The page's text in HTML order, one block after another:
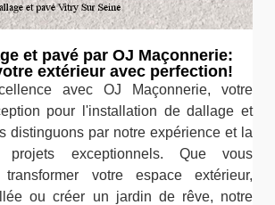
et pavé par OJ Maçonnerie:
extérieur avec perfection!
avec OJ Maçonnerie, votre
pour l'installation de dallage et
distinguons par notre expérience et la
projets exceptionnels. Que vous
votre espace extérieur,
ou créer un jardin de rêve, notre